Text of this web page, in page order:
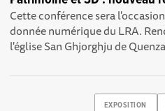
Cette conférence sera
donnée numérique du LRA.
l'église San Ghjorghju de
EXPOSITION